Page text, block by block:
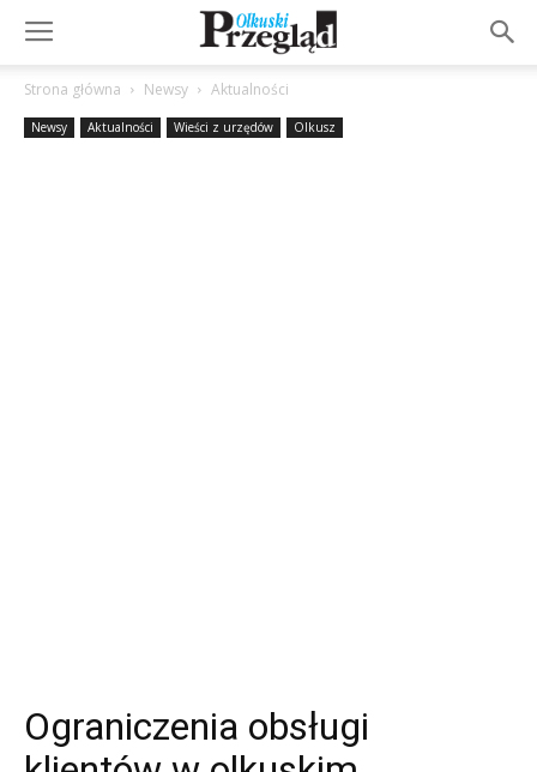
Strona główna Newsy Aktualności
Newsy Aktualności Wieści z urzędów Olkusz
Ograniczenia obsługi